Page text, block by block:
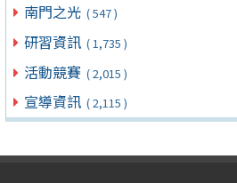
南門之光 ( 547 )
研習資訊 ( 1,735 )
活動競賽 ( 2,015 )
宣導資訊 ( 2,115 )